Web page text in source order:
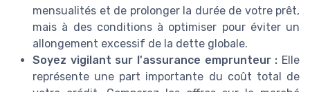
mensualités et de prolonger la durée de votre prêt,
mais à des conditions à optimiser pour éviter un
allongement excessif de la dette globale.
Soyez vigilant sur l'assurance emprunteur : Elle
représente une part importante du coût total de